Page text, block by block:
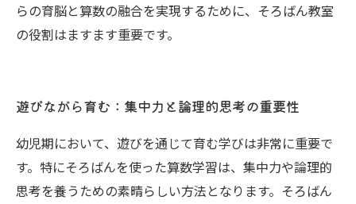
らの育脳と算数の融合を実現するために、そろばん教室
の役割はますます重要です。
遊びながら育む：集中力と論理的思考の重要性
幼児期において、遊びを通じて育む学びは非常に重要で
す。特にそろばんを使った算数学習は、集中力や論理的
思考を養うための素晴らしい方法となります。そろばん